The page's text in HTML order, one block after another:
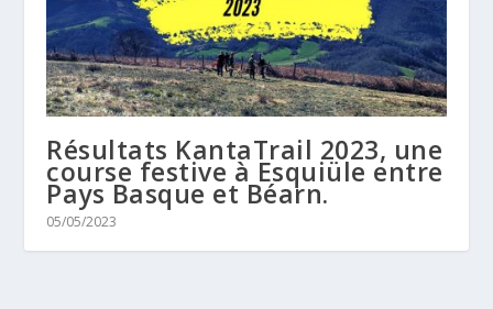
Résultats KantaTrail 2023, une
course festive à Esquiüle entre
Pays Basque et Béarn.
05/05/2023